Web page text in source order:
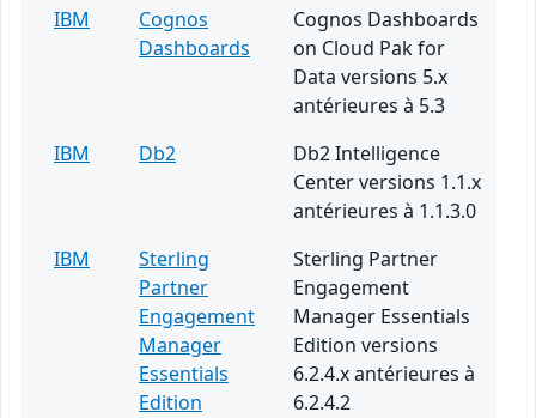
IBM
Cognos
Dashboards
Cognos Dashboards
on Cloud Pak for
Data versions 5.x
antérieures à 5.3
IBM
Db2
Db2 Intelligence
Center versions 1.1.x
antérieures à 1.1.3.0
IBM
Sterling
Partner
Engagement
Manager
Essentials
Edition
Sterling Partner
Engagement
Manager Essentials
Edition versions
6.2.4.x antérieures à
6.2.4.2